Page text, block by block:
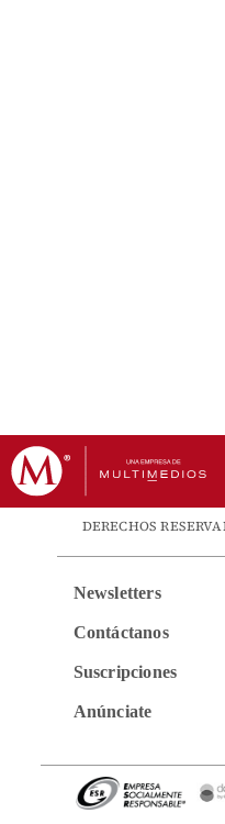
DERECHOS
Newsletters
Contáctanos
Suscripciones
Anúnciate